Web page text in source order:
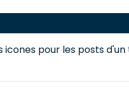
pour les posts